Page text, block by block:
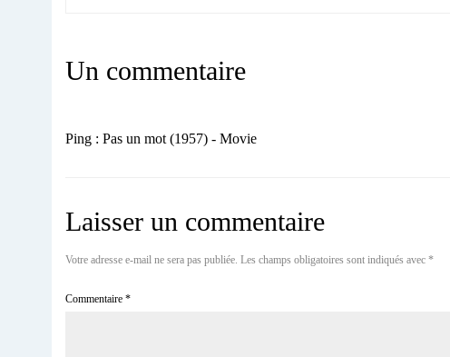
Un commentaire
Ping : Pas un mot (1957) - Movie
Laisser un commentaire
Votre adresse e-mail ne sera pas publiée. Les champs obligatoires sont indiqués avec *
Commentaire *